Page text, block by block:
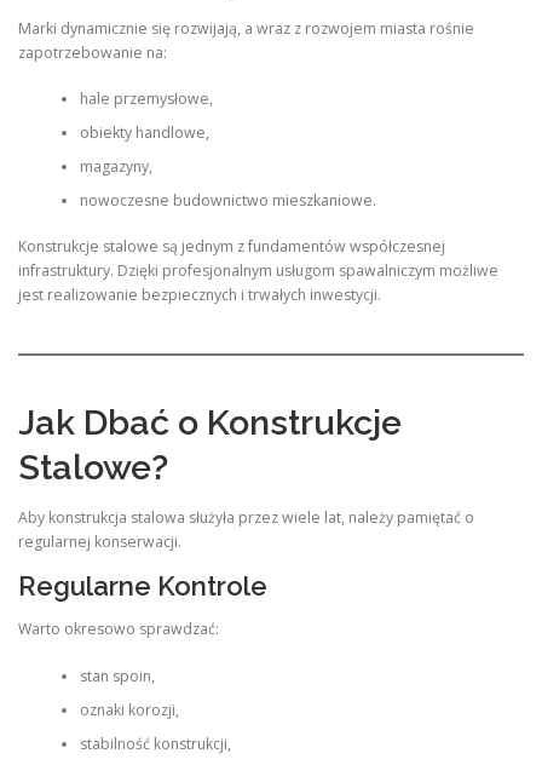
Marki dynamicznie się rozwijają, a wraz z rozwojem miasta rośnie
zapotrzebowanie na:
hale przemysłowe,
obiekty handlowe,
magazyny,
nowoczesne budownictwo mieszkaniowe.
Konstrukcje stalowe są jednym z fundamentów współczesnej
infrastruktury. Dzięki profesjonalnym usługom spawalniczym możliwe
jest realizowanie bezpiecznych i trwałych inwestycji.
Jak Dbać o Konstrukcje
Stalowe?
Aby konstrukcja stalowa służyła przez wiele lat, należy pamiętać o
regularnej konserwacji.
Regularne Kontrole
Warto okresowo sprawdzać:
stan spoin,
oznaki korozji,
stabilność konstrukcji,